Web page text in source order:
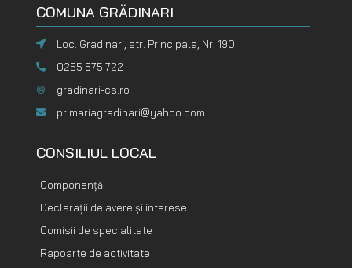
COMUNA GRĂDINARI
Loc. Gradinari, str. Principala, Nr. 190
0255 575 722
gradinari-cs.ro
primariagradinari@yahoo.com
CONSILIUL LOCAL
Componență
Declarații de avere și interese
Comisii de specialitate
Rapoarte de activitate